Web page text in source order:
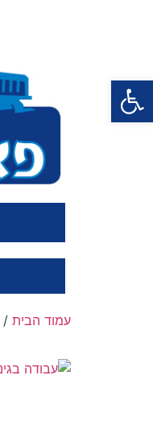
פתח סרגל נגישות
עמוד הבית /